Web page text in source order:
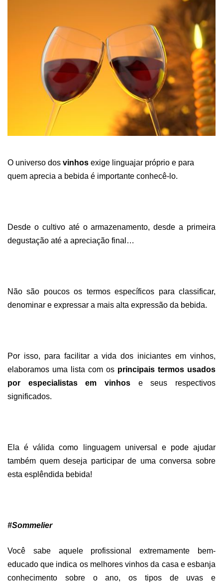
O universo dos vinhos exige linguajar próprio e para
quem aprecia a bebida é importante conhecê-lo.
Desde o cultivo até o armazenamento, desde a primeira
degustação até a apreciação final…
Não são poucos os termos específicos para classificar,
denominar e expressar a mais alta expressão da bebida.
Por isso, para facilitar a vida dos iniciantes em vinhos,
elaboramos uma lista com os principais termos usados
por especialistas em vinhos e seus respectivos
significados.
Ela é válida como linguagem universal e pode ajudar
também quem deseja participar de uma conversa sobre
esta esplêndida bebida!
#Sommelier
Você sabe aquele profissional extremamente bem-
educado que indica os melhores vinhos da casa e esbanja
conhecimento sobre o ano, os tipos de uvas e